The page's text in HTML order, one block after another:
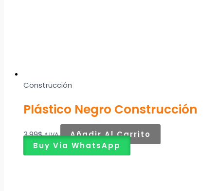
Construcción
Plástico Negro Construcción
3,99$ * IVA
Añadir Al Carrito
Buy Via WhatsApp